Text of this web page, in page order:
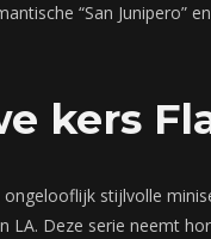
“San Junipero”
kers
ongelooflijk stijlvolle
LA. Deze serie neemt